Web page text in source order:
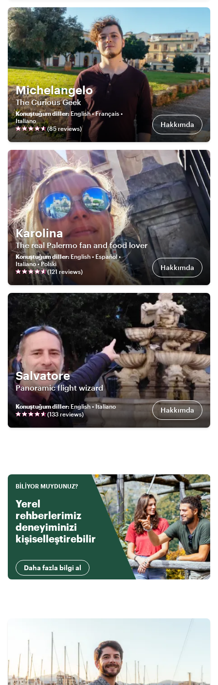
Michelangelo
The Curious Geek
Konuştuğum diller:English • Français •
Italiano
(85reviews) Hakkımda
Karolina
The real Palermo fan and food lover
Konuştuğum diller: English • Español •
Italiano • Polski
(121 reviews) Hakkımda
Salvatore
Panoramic flight wizard
Konuştuğum diller: English • Italiano
(133 reviews) Hakkımda
BILIYOR MUYDUNUZ?
Yerel
rehberlerimiz
deneyiminizi
kişiselleştirebilir
Daha fazla bilgi al